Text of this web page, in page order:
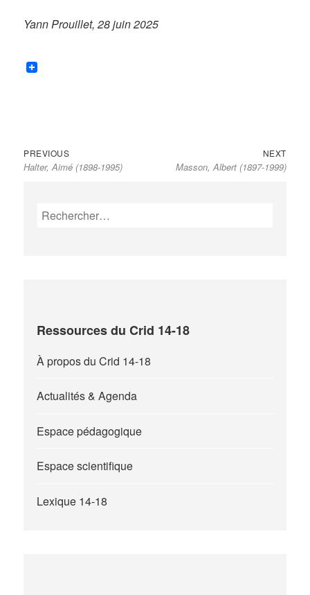
Yann Prouillet, 28 juin 2025
Navigation
de
PREVIOUSPrevious
post:
Halter, Aimé (1898-1995)
NEXTNext
post:
Masson, Albert (1897-1999)
Rechercher :
Ressources du Crid 14-18
À propos du Crid 14-18
Actualités & Agenda
Espace pédagogique
Espace scientifique
Lexique 14-18